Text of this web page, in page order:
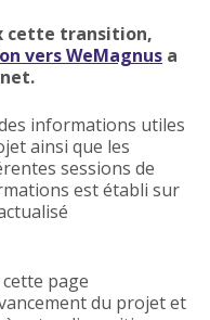
cette transition,
vers WeMagnus a
informations utiles
ainsi que les
sessions de
est établi sur
page
du projet et